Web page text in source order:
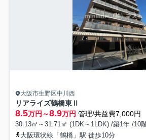
大阪市生野区中川西
リアライズ鶴橋東Ⅱ
8.5万円～8.9万円 管理/共益費7,000円
30.13㎡～31.71㎡ (1DK～1LDK) /築1年 /10
大阪環状線「鶴橋」駅 徒歩10分